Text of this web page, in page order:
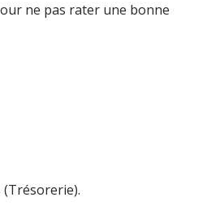
ne pas rater une bonne